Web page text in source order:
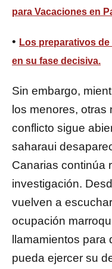
para Vacaciones en
• Los preparativos de
en su fase decisiva.
Sin embargo,
los menores, otras
conflicto sigue
saharaui
Canarias continúa
investigación.
vuelven a
ocupación
llamamientos
pueda ejercer su